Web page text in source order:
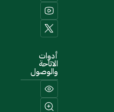
أدوات
الاتاحة
والوصول